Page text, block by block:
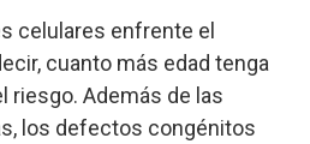
celulares enfrente el
cuanto más edad tenga
riesgo. Además de las
los defectos congénitos